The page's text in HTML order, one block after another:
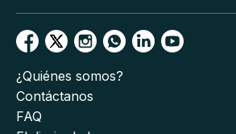
¿Quiénes somos?
Contáctanos
FAQ